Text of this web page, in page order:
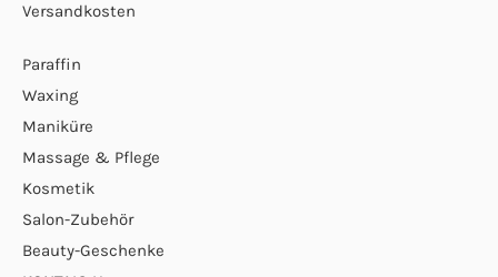
Versandkosten
Paraffin
Waxing
Maniküre
Massage & Pflege
Kosmetik
Salon-Zubehör
Beauty-Geschenke